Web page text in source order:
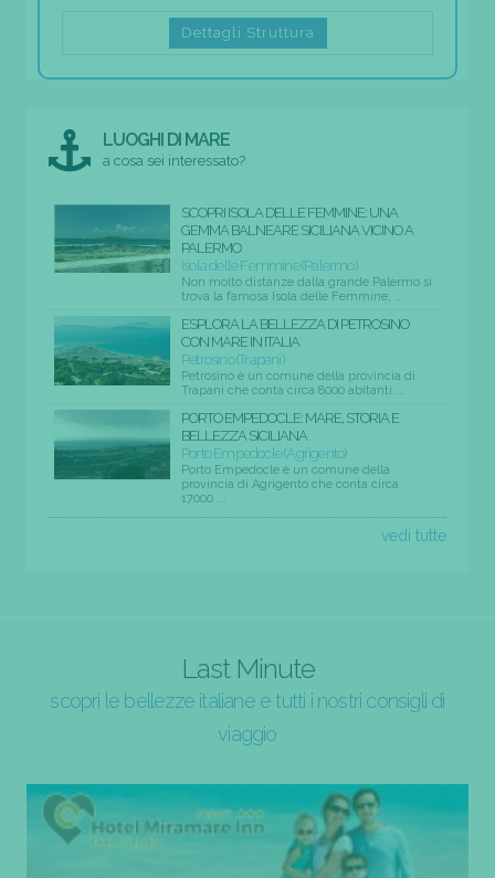
Dettagli Struttura
LUOGHI DI MARE
a cosa sei interessato?
SCOPRI ISOLA DELLE FEMMINE: UNA
GEMMA BALNEARE SICILIANA VICINO A
PALERMO
Isola delle Femmine (Palermo)
Non molto distanze dalla grande Palermo si
trova la famosa Isola delle Femmine, ...
ESPLORA LA BELLEZZA DI PETROSINO
CON MARE IN ITALIA
Petrosino (Trapani)
Petrosino è un comune della provincia di
Trapani che conta circa 8000 abitanti....
PORTO EMPEDOCLE: MARE, STORIA E
BELLEZZA SICILIANA
Porto Empedocle (Agrigento)
Porto Empedocle è un comune della
provincia di Agrigento che conta circa
17000 ...
vedi tutte
Last Minute
scopri le bellezze italiane e tutti i nostri consigli di
viaggio